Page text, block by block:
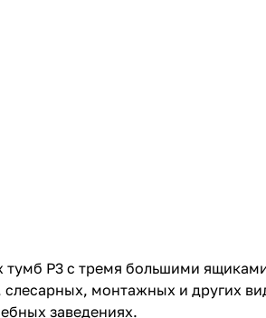
P3 с тремя большими
монтажных и других
заведениях.